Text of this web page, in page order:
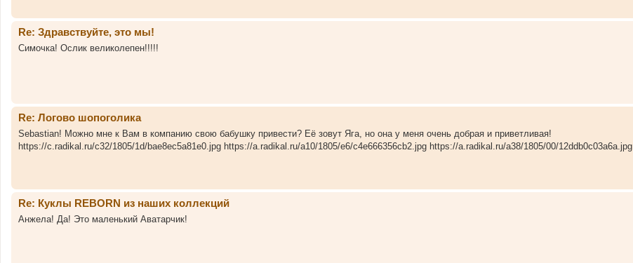
Re: Здравствуйте, это мы!
Симочка! Ослик великолепен!!!!!
Re: Логово шопоголика
Sebastian! Можно мне к Вам в компанию свою бабушку привести? Её зовут Яга, но она у меня очень добрая и приветливая!
https://c.radikal.ru/c32/1805/1d/bae8ec5a81e0.jpg https://a.radikal.ru/a10/1805/e6/c4e666356cb2.jpg https://a.radikal.ru/a38/1805/00/12ddb0c03a6a.jpg
Re: Куклы REBORN из наших коллекций
Анжела! Да! Это маленький Аватарчик!